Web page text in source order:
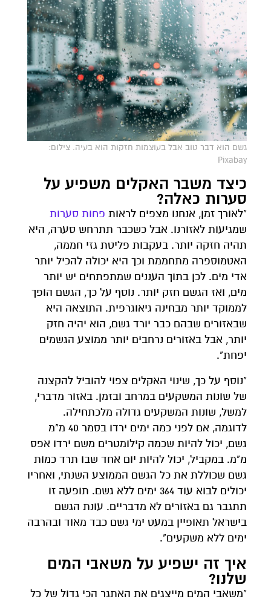
גשם הוא דבר טוב אבל בעוצמות חזקות הוא בעיה. צילום:
Pixabay
כיצד משבר האקלים משפיע על
סערות כאלה?
"לאורך זמן, אנחנו מצפים לראות פחות סערות
שמגיעות לאזורנו. אבל כשכבר תתרחש סערה, היא
תהיה חזקה יותר. בעקבות פליטת גזי חממה,
האטמוספרה מתחממת וכך היא יכולה להכיל יותר
אדי מים. לכן בתוך העננים שמתפתחים יש יותר
מים, ואז הגשם חזק יותר. נוסף על כך, הגשם הופך
לממוקד יותר מבחינה גיאוגרפית. התוצאה היא
שבאזורים שבהם כבר יורד גשם, הוא יהיה חזק
יותר, אבל באזורים נרחבים יותר ממוצע הגשמים
יפחת".
"נוסף על כך, שינוי האקלים צפוי להוביל להקצנה
של שונות המשקעים במרחב ובזמן. באזור מדברי,
למשל, שונות המשקעים גדולה מלכתחילה.
לדוגמה, אם לפני כמה ימים ירדו בסמר 40 מ"מ
גשם, יכול להיות שכמה קילומטרים משם ירדו אפס
מ"מ. במקביל, יכול להיות יום אחד שבו תרד כמות
גשם שכוללת את כל הגשם הממוצע השנתי, ואחריו
יכולים לבוא עוד 364 ימים ללא גשם. תופעה זו
תתגבר גם באזורים לא מדבריים. עונת הגשם
בישראל תאופיין במעט ימי גשם כבד מאוד ובהרבה
ימים ללא משקעים".
איך זה ישפיע על משאבי המים
שלנו?
"משאבי המים מייצגים את האתגר הכי גדול של כל